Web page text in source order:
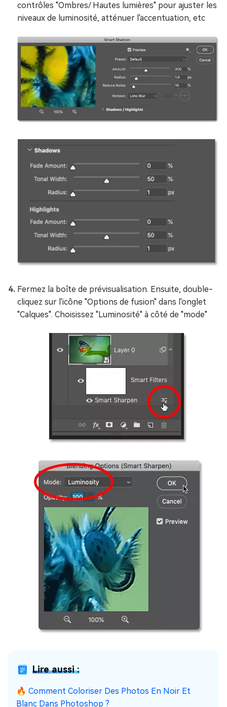
contrôles "Ombres/ Hautes lumières" pour ajuster les
niveaux de luminosité, atténuer l'accentuation, etc
Fermez la boîte de prévisualisation. Ensuite, double-
cliquez sur l'icône "Options de fusion" dans l'onglet
"Calques". Choisissez "Luminosité" à côté de "mode"
Lire aussi :
🔥 Comment Coloriser Des Photos En Noir Et
Blanc Dans Photoshop ?